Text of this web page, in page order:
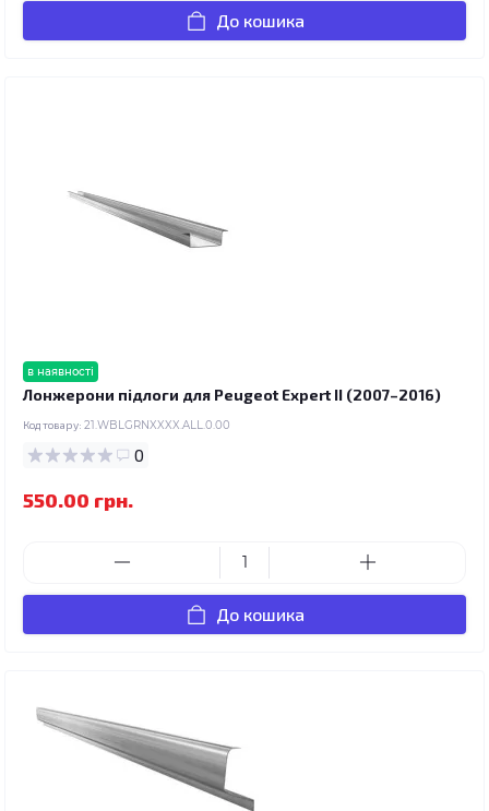
До кошика
в наявності
Лонжерони підлоги для Peugeot Expert II (2007–2016)
Код товару: 21.WBLGRNXXXX.ALL.0.00
0
550.00 грн.
До кошика